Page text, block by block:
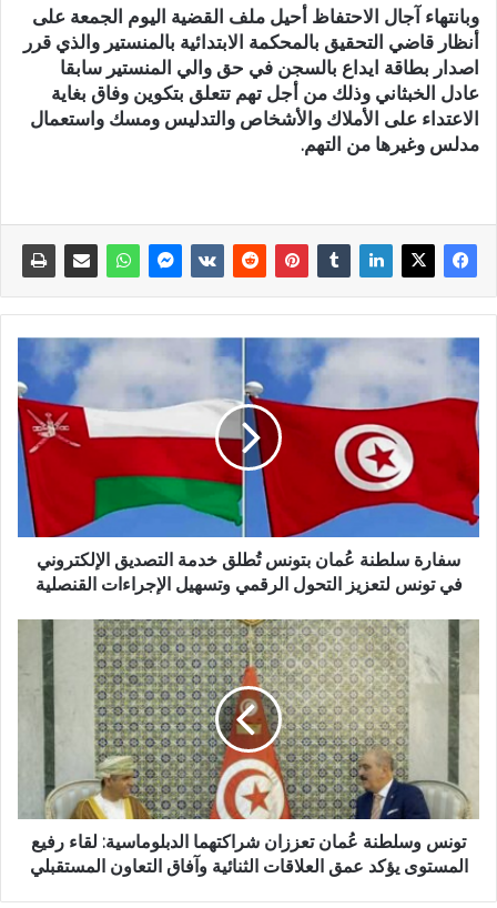
وبانتهاء آجال الاحتفاظ أحيل ملف القضية اليوم الجمعة على
أنظار قاضي التحقيق بالمحكمة الابتدائية بالمنستير والذي قرر
اصدار بطاقة ايداع بالسجن في حق والي المنستير سابقا
عادل الخبثاني وذلك من أجل تهم تتعلق بتكوين وفاق بغاية
الاعتداء على الأملاك والأشخاص والتدليس ومسك واستعمال
مدلس وغيرها من التهم.
سفارة سلطنة عُمان بتونس تُطلق خدمة التصديق الإلكتروني
في تونس لتعزيز التحول الرقمي وتسهيل الإجراءات القنصلية
تونس وسلطنة عُمان تعززان شراكتهما الدبلوماسية: لقاء رفيع
المستوى يؤكد عمق العلاقات الثنائية وآفاق التعاون المستقبلي